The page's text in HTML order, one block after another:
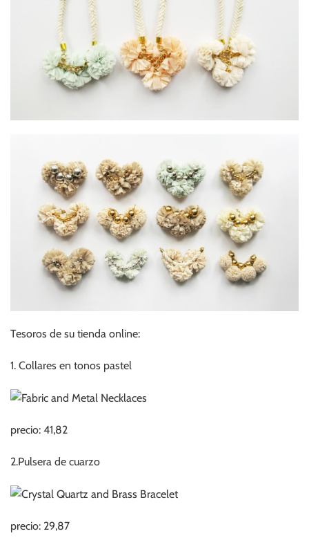
Tesoros de su tienda online:
1. Collares en tonos pastel
precio: 41,82
2.Pulsera de cuarzo
precio: 29,87